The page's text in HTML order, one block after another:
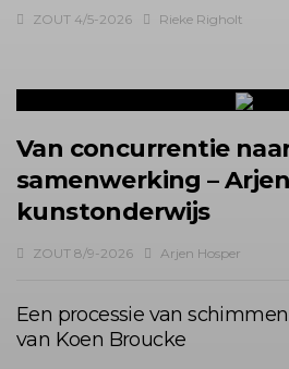
ZOUT 4/5-2026 Rieke Righolt
Van concurrentie
samenwerking –
kunstonderwijs
ZOUT 8/9-2026 Arjen Hosper
Een processie van schimmen
van Koen Broucke